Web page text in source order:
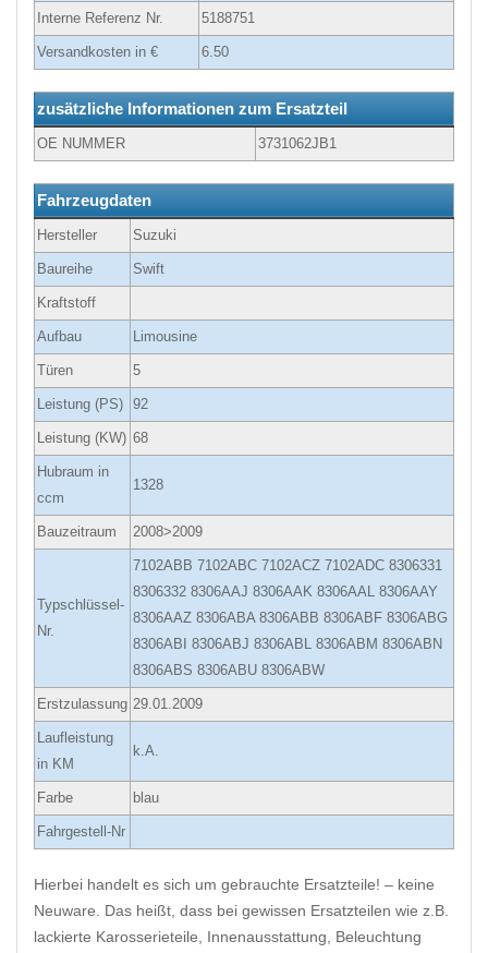
Interne Referenz Nr. 5188751
Versandkosten in € 6.50
zusätzliche Informationen zum Ersatzteil
OE NUMMER 3731062JB1
Fahrzeugdaten
Hersteller Suzuki
Baureihe Swift
Kraftstoff
Aufbau Limousine
Türen 5
Leistung (PS) 92
Leistung (KW) 68
Hubraum in
ccm
1328
Bauzeitraum 2008>2009
Typschlüssel-
Nr.
7102ABB 7102ABC 7102ACZ 7102ADC 8306331
8306332 8306AAJ 8306AAK 8306AAL 8306AAY
8306AAZ 8306ABA 8306ABB 8306ABF 8306ABG
8306ABI 8306ABJ 8306ABL 8306ABM 8306ABN
8306ABS 8306ABU 8306ABW
Erstzulassung 29.01.2009
Laufleistung
in KM
k.A.
Farbe blau
Fahrgestell-Nr
Hierbei handelt es sich um gebrauchte Ersatzteile! – keine
Neuware. Das heißt, dass bei gewissen Ersatzteilen wie z.B.
lackierte Karosserieteile, Innenausstattung, Beleuchtung